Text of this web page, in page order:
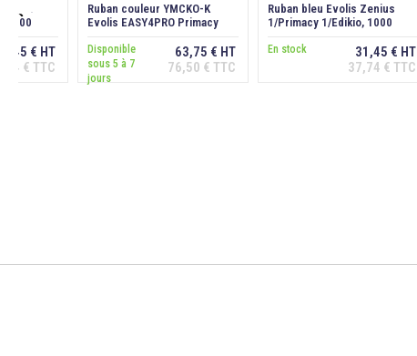

1000
€ HT
€ TTC
au
Ruban couleur YMCKO-K
Evolis EASY4PRO Primacy
Disponible
sous 5 à 7
jours
63,75 € HT
76,50 € TTC
Ajouter au
Ruban bleu Evolis Zenius
1/Primacy 1/Edikio, 1000
En stock
31,45 € HT
37,74 € TTC
Ajouter au